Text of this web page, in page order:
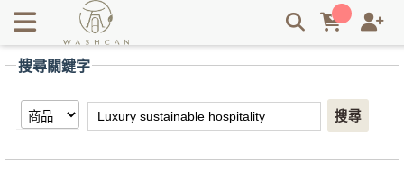
【Luxury sustainable hospitality】搜尋結果 | Washcan瓦士
搜尋關鍵字
搜尋